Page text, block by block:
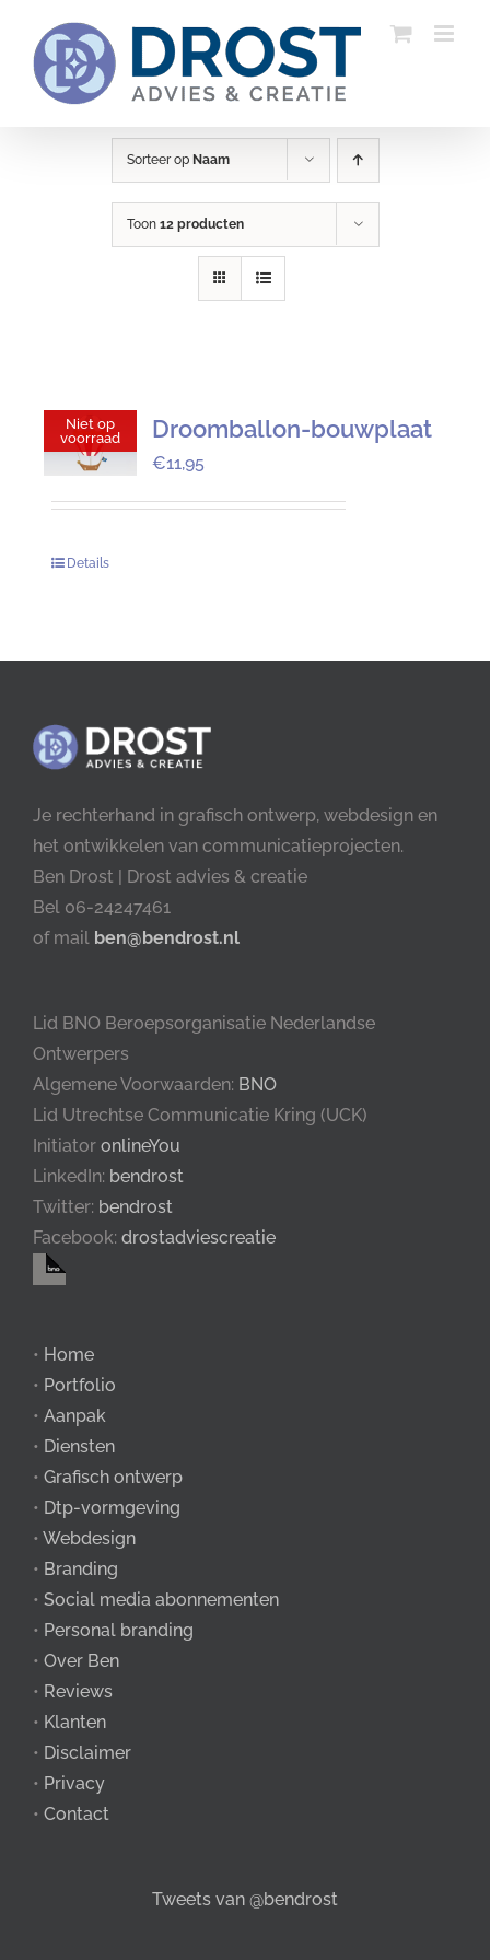
inhoud
Sorteer op Naam
Toon 12 producten
Niet op
voorraad
Droomballon-bouwplaat
€11,95
Details
Je rechterhand in grafisch ontwerp, webdesign en
het ontwikkelen van communicatieprojecten.
Ben Drost | Drost advies & creatie
Bel 06-24247461
of mail ben@bendrost.nl
Lid BNO Beroepsorganisatie Nederlandse
Ontwerpers
Algemene Voorwaarden: BNO
Lid Utrechtse Communicatie Kring (UCK)
Initiator onlineYou
LinkedIn: bendrost
Twitter: bendrost
Facebook: drostadviescreatie
• Home
• Portfolio
• Aanpak
• Diensten
• Grafisch ontwerp
• Dtp-vormgeving
• Webdesign
• Branding
• Social media abonnementen
• Personal branding
• Over Ben
• Reviews
• Klanten
• Disclaimer
• Privacy
• Contact
Tweets van @bendrost